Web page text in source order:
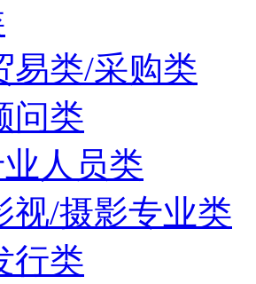
易类/采购类
问类
人员类
视/摄影专业类
行类